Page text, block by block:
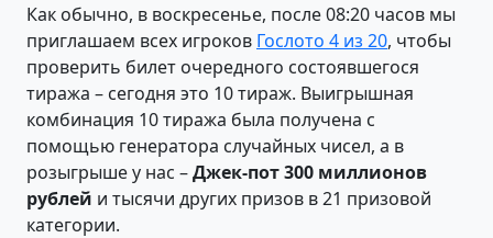
Как обычно, в воскресенье, после 08:20 часов мы
приглашаем всех игроков Гослото 4 из 20, чтобы
проверить билет очередного состоявшегося
тиража – сегодня это 10 тираж. Выигрышная
комбинация 10 тиража была получена с
помощью генератора случайных чисел, а в
розыгрыше у нас –Джек-пот 300 миллионов
рублей и тысячи других призов в 21 призовой
категории.